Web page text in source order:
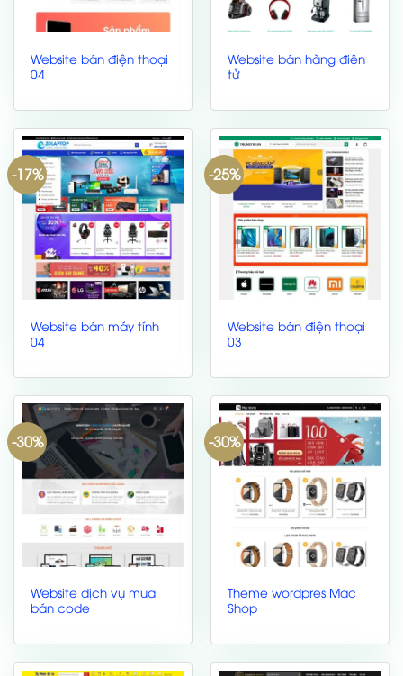
Website bán điện thoại
04
Website bán hàng điện
tử
-17%
Website bán máy tính
04
-25%
Website bán điện thoại
03
-30%
Website dịch vụ mua
bán code
-30%
Theme wordpres Mac
Shop